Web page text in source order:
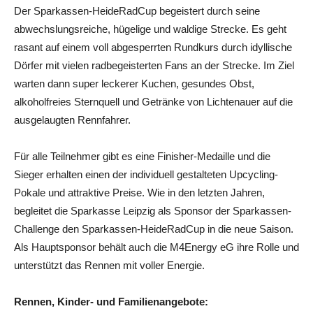
Der Sparkassen-HeideRadCup begeistert durch seine
abwechslungsreiche, hügelige und waldige Strecke. Es geht
rasant auf einem voll abgesperrten Rundkurs durch idyllische
Dörfer mit vielen radbegeisterten Fans an der Strecke. Im Ziel
warten dann super leckerer Kuchen, gesundes Obst,
alkoholfreies Sternquell und Getränke von Lichtenauer auf die
ausgelaugten Rennfahrer.
Für alle Teilnehmer gibt es eine Finisher-Medaille und die
Sieger erhalten einen der individuell gestalteten Upcycling-
Pokale und attraktive Preise. Wie in den letzten Jahren,
begleitet die Sparkasse Leipzig als Sponsor der Sparkassen-
Challenge den Sparkassen-HeideRadCup in die neue Saison.
Als Hauptsponsor behält auch die M4Energy eG ihre Rolle und
unterstützt das Rennen mit voller Energie.
Rennen, Kinder- und Familienangebote: